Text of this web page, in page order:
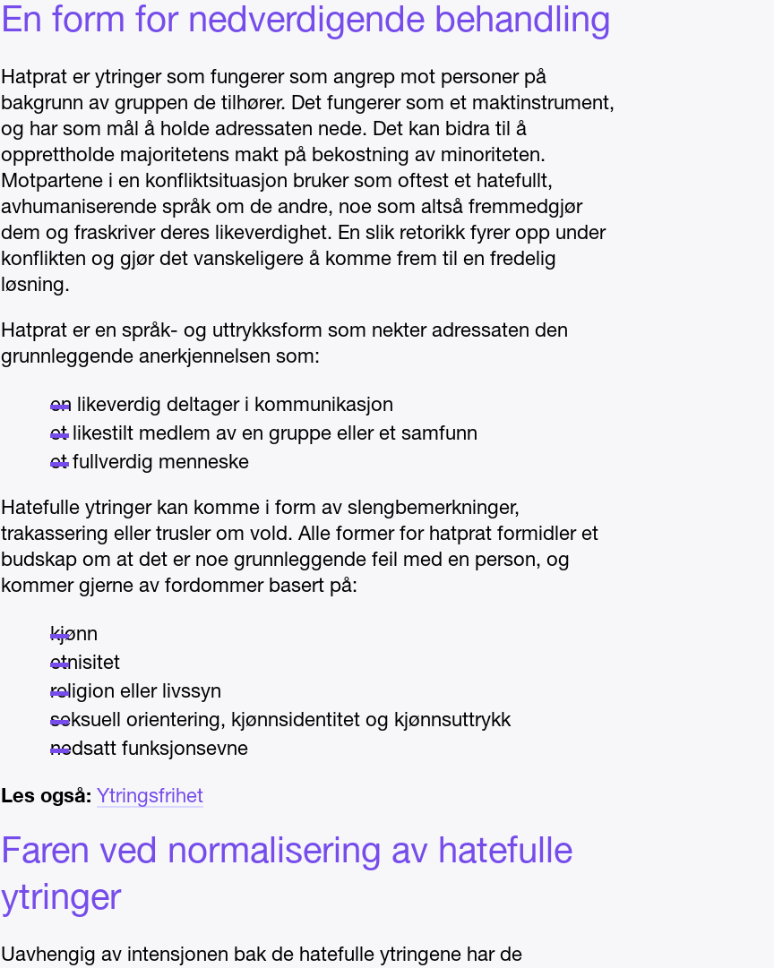
En form for nedverdigende behandling
Hatprat er ytringer som fungerer som angrep mot personer på
bakgrunn av gruppen de tilhører. Det fungerer som et maktinstrument,
og har som mål å holde adressaten nede. Det kan bidra til å
opprettholde majoritetens makt på bekostning av minoriteten.
Motpartene i en konfliktsituasjon bruker som oftest et hatefullt,
avhumaniserende språk om de andre, noe som altså fremmedgjør
dem og fraskriver deres likeverdighet. En slik retorikk fyrer opp under
konflikten og gjør det vanskeligere å komme frem til en fredelig
løsning.
Hatprat er en språk- og uttrykksform som nekter adressaten den
grunnleggende anerkjennelsen som:
en likeverdig deltager i kommunikasjon
et likestilt medlem av en gruppe eller et samfunn
et fullverdig menneske
Hatefulle ytringer kan komme i form av slengbemerkninger,
trakassering eller trusler om vold. Alle former for hatprat formidler et
budskap om at det er noe grunnleggende feil med en person, og
kommer gjerne av fordommer basert på:
kjønn
etnisitet
religion eller livssyn
seksuell orientering, kjønnsidentitet og kjønnsuttrykk
nedsatt funksjonsevne
Les også: Ytringsfrihet
Faren ved normalisering av hatefulle
ytringer
Uavhengig av intensjonen bak de hatefulle ytringene har de